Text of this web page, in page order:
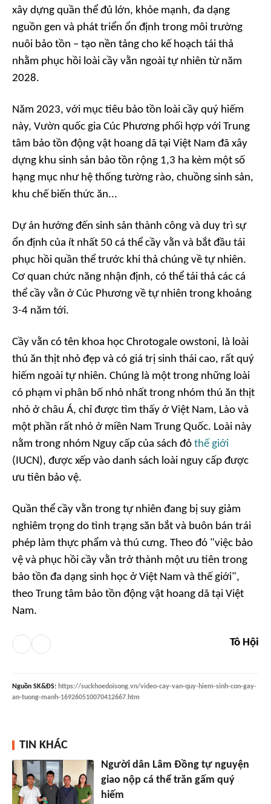
xây dựng quần thể đủ lớn, khỏe mạnh, đa dạng
nguồn gen và phát triển ổn định trong môi trường
nuôi bảo tồn – tạo nền tảng cho kế hoạch tái thả
nhằm phục hồi loài cầy vằn ngoài tự nhiên từ năm
2028.
Năm 2023, với mục tiêu bảo tồn loài cầy quý hiếm
này, Vườn quốc gia Cúc Phương phối hợp với Trung
tâm bảo tồn động vật hoang dã tại Việt Nam đã xây
dựng khu sinh sản bảo tồn rộng 1,3 ha kèm một số
hạng mục như hệ thống tường rào, chuồng sinh sản,
khu chế biến thức ăn...
Dự án hướng đến sinh sản thành công và duy trì sự
ổn định của ít nhất 50 cá thể cầy vằn và bắt đầu tái
phục hồi quần thể trước khi thả chúng về tự nhiên.
Cơ quan chức năng nhận định, có thể tái thả các cá
thể cầy vằn ở Cúc Phương về tự nhiên trong khoảng
3-4 năm tới.
Cầy vằn có tên khoa học Chrotogale owstoni, là loài
thú ăn thịt nhỏ đẹp và có giá trị sinh thái cao, rất quý
hiếm ngoài tự nhiên. Chúng là một trong những loài
có phạm vi phân bố nhỏ nhất trong nhóm thú ăn thịt
nhỏ ở châu Á, chỉ được tìm thấy ở Việt Nam, Lào và
một phần rất nhỏ ở miền Nam Trung Quốc. Loài này
nằm trong nhóm Nguy cấp của sách đỏ thế giới
(IUCN), được xếp vào danh sách loài nguy cấp được
ưu tiên bảo vệ.
Quần thể cầy vằn trong tự nhiên đang bị suy giảm
nghiêm trọng do tình trạng săn bắt và buôn bán trái
phép làm thực phẩm và thú cưng. Theo đó "việc bảo
vệ và phục hồi cầy vằn trở thành một ưu tiên trong
bảo tồn đa dạng sinh học ở Việt Nam và thế giới",
theo Trung tâm bảo tồn động vật hoang dã tại Việt
Nam.
Tô Hội
Nguồn SK&ĐS: https://suckhoedoisong.vn/video-cay-van-quy-hiem-sinh-con-gay-
an-tuong-manh-169260510070412667.htm
TIN KHÁC
Người dân Lâm Đồng tự nguyện
giao nộp cá thể trăn gấm quý
hiếm